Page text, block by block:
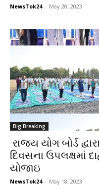
NewsTok24 - May 20, 2023
Big Breaking
રાજ્ય યોગ બોર્ડ
દિવસના ઉપલક્ષમાં
યોજાઇ
NewsTok24 - May 18, 2023